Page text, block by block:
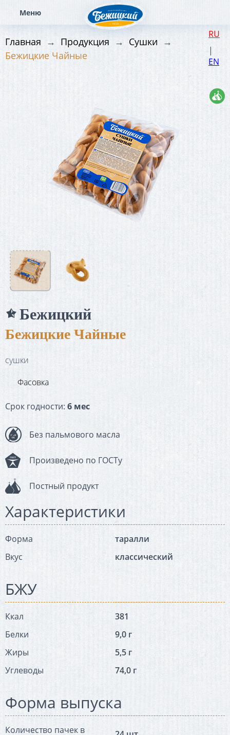
RU
|
EN
Главная Продукция
Сушки
Бежицкие Чайные
Постный продукт
Бежицкий
Бежицкие Чайные
сушки
Фасовка
Срок годности: 6 мес
Без пальмового масла
Произведено по ГОСТу
Постный продукт
Характеристики
Форма
таралли
Вкус
классический
БЖУ
Ккал
381
Белки
9,0 г
Жиры
5,5 г
Углеводы
74,0 г
Форма выпуска
Количество пачек в